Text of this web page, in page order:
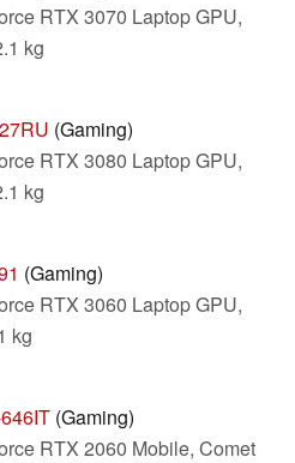
RTX 3070 Laptop GPU,
kg
(Gaming)
RTX 3080 Laptop GPU,
kg
(Gaming)
RTX 3060 Laptop GPU,
kg
(Gaming)
RTX 2060 Mobile, Comet